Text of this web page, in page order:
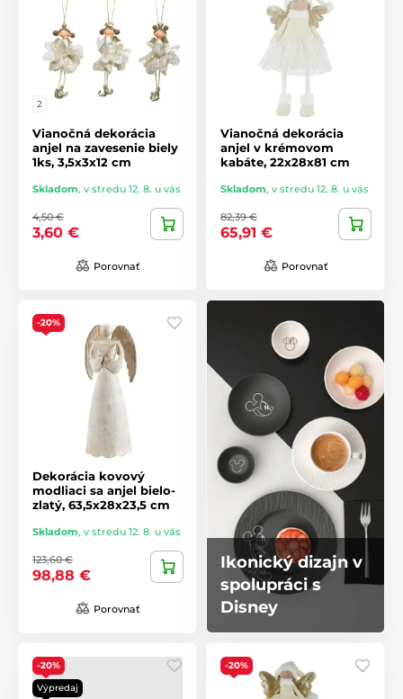
2
Vianočná dekorácia
anjel na zavesenie biely
1ks, 3,5x3x12 cm
Skladom, v stredu 12. 8. u vás
4,50 €
3,60 €
Porovnať
Vianočná dekorácia
anjel v krémovom
kabáte, 22x28x81 cm
Skladom, v stredu 12. 8. u vás
82,39 €
65,91 €
Porovnať
-20%
Dekorácia kovový
modliaci sa anjel bielo-
zlatý, 63,5x28x23,5 cm
Skladom, v stredu 12. 8. u vás
123,60 €
98,88 €
Porovnať
Ikonický dizajn v
spolupráci s
Disney
-20%
Výpredaj
-20%